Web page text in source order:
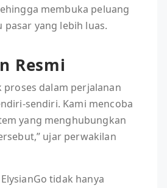
membuka peluang
yang lebih luas.
Resmi
proses dalam perjalanan
sendiri. Kami mencoba
yang menghubungkan
ujar perwakilan
tidak hanya